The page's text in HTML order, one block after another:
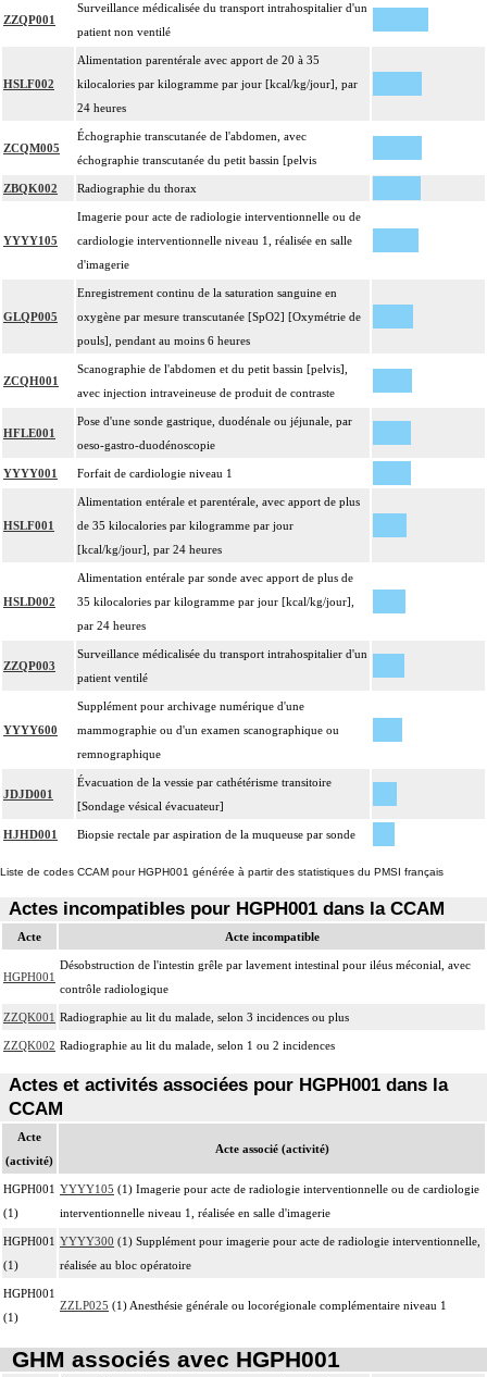
ZZQP001
Surveillance médicalisée du transport intrahospitalier d'un
patient non ventilé
HSLF002
Alimentation parentérale avec apport de 20 à 35
kilocalories par kilogramme par jour [kcal/kg/jour], par
24 heures
ZCQM005
Échographie transcutanée de l'abdomen, avec
échographie transcutanée du petit bassin [pelvis
ZBQK002 Radiographie du thorax
YYYY105
Imagerie pour acte de radiologie interventionnelle ou de
cardiologie interventionnelle niveau 1, réalisée en salle
d'imagerie
GLQP005
Enregistrement continu de la saturation sanguine en
oxygène par mesure transcutanée [SpO2] [Oxymétrie de
pouls], pendant au moins 6 heures
ZCQH001
Scanographie de l'abdomen et du petit bassin [pelvis],
avec injection intraveineuse de produit de contraste
HFLE001
Pose d'une sonde gastrique, duodénale ou jéjunale, par
oeso-gastro-duodénoscopie
YYYY001 Forfait de cardiologie niveau 1
HSLF001
Alimentation entérale et parentérale, avec apport de plus
de 35 kilocalories par kilogramme par jour
[kcal/kg/jour], par 24 heures
HSLD002
Alimentation entérale par sonde avec apport de plus de
35 kilocalories par kilogramme par jour [kcal/kg/jour],
par 24 heures
ZZQP003
Surveillance médicalisée du transport intrahospitalier d'un
patient ventilé
YYYY600
Supplément pour archivage numérique d'une
mammographie ou d'un examen scanographique ou
remnographique
JDJD001
Évacuation de la vessie par cathétérisme transitoire
[Sondage vésical évacuateur]
HJHD001 Biopsie rectale par aspiration de la muqueuse par sonde
Liste de codes CCAM pour HGPH001 générée à partir des statistiques du PMSI français
Actes incompatibles pour HGPH001 dans la CCAM
Acte Acte incompatible
HGPH001
Désobstruction de l'intestin grêle par lavement intestinal pour iléus méconial, avec
contrôle radiologique
ZZQK001 Radiographie au lit du malade, selon 3 incidences ou plus
ZZQK002 Radiographie au lit du malade, selon 1 ou 2 incidences
Actes et activités associées pour HGPH001 dans la
CCAM
Acte
(activité)
Acte associé (activité)
HGPH001
(1)
YYYY105 (1) Imagerie pour acte de radiologie interventionnelle ou de cardiologie
interventionnelle niveau 1, réalisée en salle d'imagerie
HGPH001
(1)
YYYY300 (1) Supplément pour imagerie pour acte de radiologie interventionnelle,
réalisée au bloc opératoire
HGPH001
(1)
ZZLP025 (1) Anesthésie générale ou locorégionale complémentaire niveau 1
GHM associés avec HGPH001